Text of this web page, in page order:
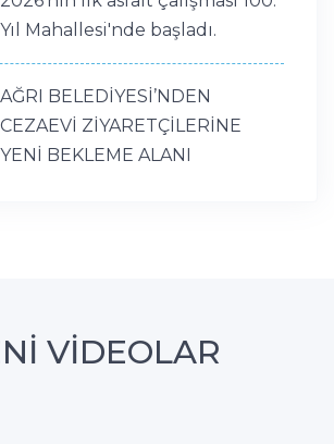
Yıl Mahallesi'nde başladı.
AĞRI BELEDİYESİ’NDEN
CEZAEVİ ZİYARETÇİLERİNE
YENİ BEKLEME ALANI
VİDEOLAR